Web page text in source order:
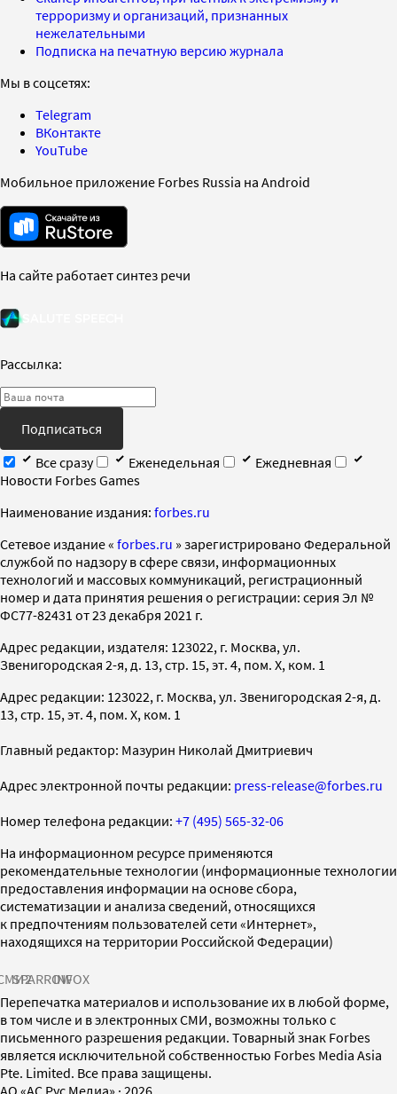
терроризму и организаций, признанных
нежелательными
Подписка на печатную версию журнала
Мы в соцсетях:
Telegram
ВКонтакте
YouTube
Мобильное приложение Forbes Russia на Android
На сайте работает синтез речи
Рассылка:
Подписаться
Все сразу
Еженедельная
Ежедневная
Новости Forbes Games
Наименование издания: forbes.ru
Cетевое издание « forbes.ru » зарегистрировано Федеральной
службой по надзору в сфере связи, информационных
технологий и массовых коммуникаций, регистрационный
номер и дата принятия решения о регистрации: серия Эл №
ФС77-82431 от 23 декабря 2021 г.
Адрес редакции, издателя: 123022, г. Москва, ул.
Звенигородская 2-я, д. 13, стр. 15, эт. 4, пом. X, ком. 1
Адрес редакции: 123022, г. Москва, ул. Звенигородская 2-я, д.
13, стр. 15, эт. 4, пом. X, ком. 1
Главный редактор: Мазурин Николай Дмитриевич
Адрес электронной почты редакции: press-release@forbes.ru
Номер телефона редакции: +7 (495) 565-32-06
На информационном ресурсе применяются
рекомендательные технологии (информационные технологии
предоставления информации на основе сбора,
систематизации и анализа сведений, относящихся
к предпочтениям пользователей сети «Интернет»,
находящихся на территории Российской Федерации)
SPARROWINFOX
Перепечатка материалов и использование их в любой форме,
в том числе и в электронных СМИ, возможны только с
письменного разрешения редакции. Товарный знак Forbes
является исключительной собственностью Forbes Media Asia
Pte. Limited. Все права защищены.
AO «АС Рус Медиа» · 2026